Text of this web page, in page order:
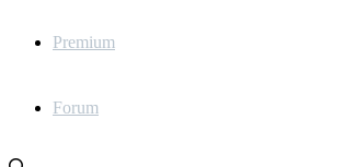
Premium
Forum